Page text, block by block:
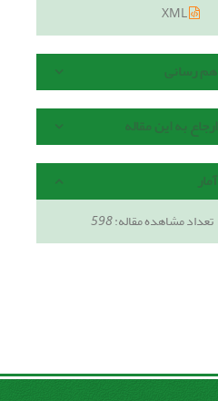
XML
هم رسانی
ارجاع به این مقاله
آمار
تعداد مشاهده مقاله:598